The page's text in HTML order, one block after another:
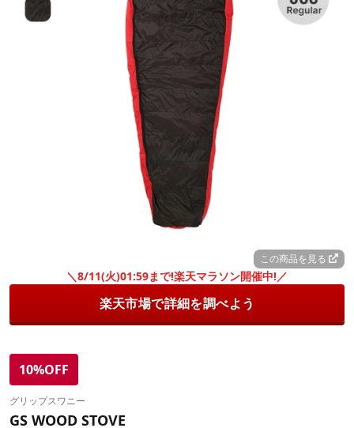
この商品を見る
＼8/11(火)01:59まで!楽天マラソン開催中!／
楽天市場で詳細を調べよう
10%OFF
グリップスワニー
GS WOOD STOVE